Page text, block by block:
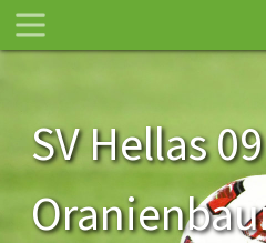
SV Hellas 09